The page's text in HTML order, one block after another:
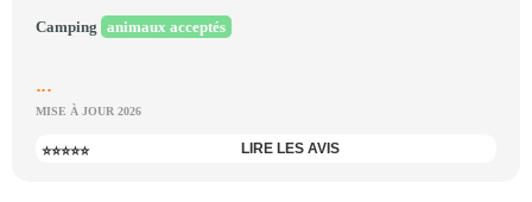
Camping animaux acceptés
...
MISE À JOUR 2026
⭐⭐⭐⭐⭐ LIRE LES AVIS